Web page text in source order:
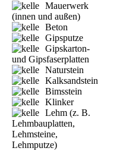
Mauerwerk
(innen und außen)
Beton
Gipsputze
Gipskarton-
und Gipsfaserplatten
Naturstein
Kalksandstein
Bimsstein
Klinker
Lehm (z. B.
Lehmbauplatten,
Lehmsteine,
Lehmputze)